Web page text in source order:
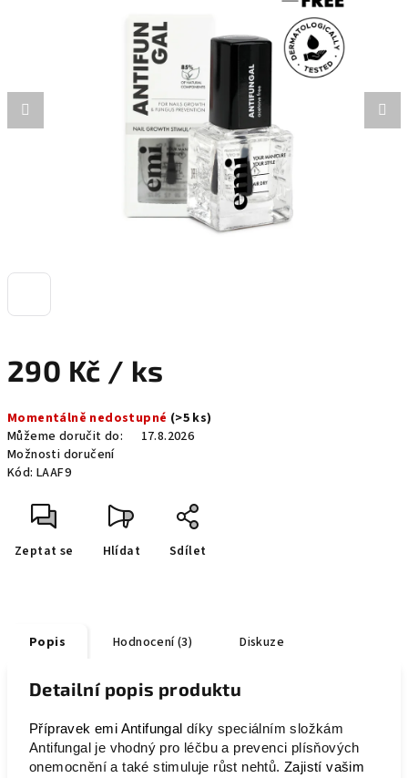
290 Kč / ks
cena:
Momentálně nedostupné (>5 ks)
Můžeme doručit do:
17.8.2026
Možnosti doručení
Kód: LAAF9
Zeptat se Hlídat Sdílet
hvězdiček.
Popis Hodnocení (3) Diskuze
Detailní popis produktu
Přípravek emi Antifungal díky speciálním složkám
Antifungal je vhodný pro léčbu a prevenci plísňových
onemocnění a také stimuluje růst nehtů. Zajistí vašim